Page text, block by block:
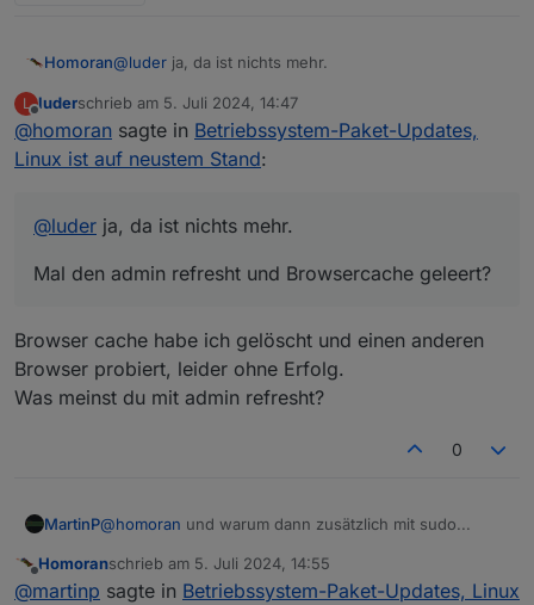
Homoran@luder ja, da ist nichts mehr.
Mal den admin refresht und Browsercache geleert?
L
Offline
luderschrieb am 5. Juli 2024, 14:47
zuletzt editiert von
@homoran sagte in Betriebssystem-Paket-Updates,
Linux ist auf neustem Stand:
@luder ja, da ist nichts mehr.
Mal den admin refresht und Browsercache geleert?
Browser cache habe ich gelöscht und einen anderen
Browser probiert, leider ohne Erfolg.
Was meinst du mit admin refresht?
0
MartinP@homoran und warum dann zusätzlich mit sudo...
Offline
Homoranschrieb am 5. Juli 2024, 14:55
zuletzt editiert von
@martinp sagte in Betriebssystem-Paket-Updates, Linux